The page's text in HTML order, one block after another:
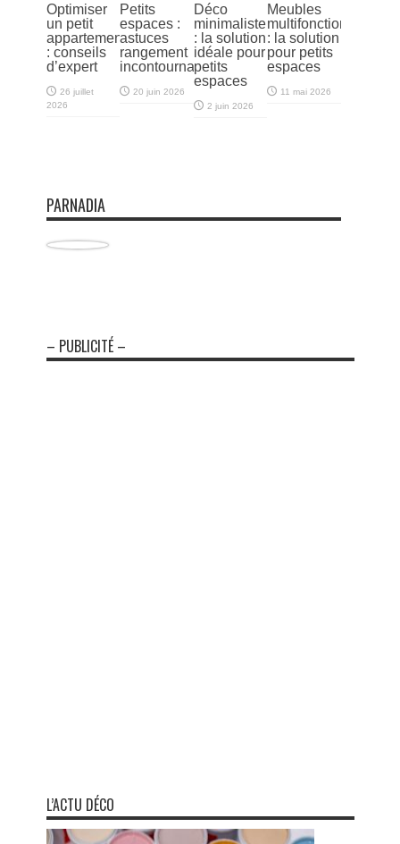
Optimiser
un petit
appartement
: conseils
d’expert
26 juillet
2026
Petits
espaces :
astuces
rangement
incontournables
20 juin 2026
Déco
minimaliste
: la solution
idéale pour
petits
espaces
2 juin 2026
Meubles
multifonctions
: la solution
pour petits
espaces
11 mai 2026
PARNADIA
– PUBLICITÉ –
L’ACTU DÉCO